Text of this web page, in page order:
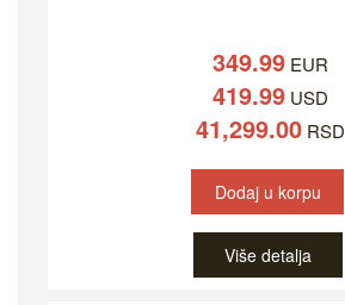
349.99 EUR
419.99 USD
41,299.00 RSD
Dodaj u korpu
Više detalja